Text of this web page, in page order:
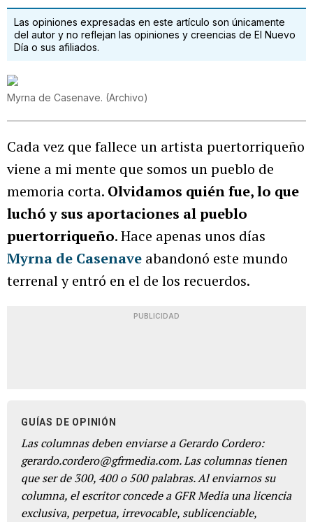
Las opiniones expresadas en este artículo son únicamente
del autor y no reflejan las opiniones y creencias de El Nuevo
Día o sus afiliados.
Myrna de Casenave. (Archivo)
Cada vez que fallece un artista puertorriqueño
viene a mi mente que somos un pueblo de
memoria corta. Olvidamos quién fue, lo que
luchó y sus aportaciones al pueblo
puertorriqueño. Hace apenas unos días
Myrna de Casenave abandonó este mundo
terrenal y entró en el de los recuerdos.
PUBLICIDAD
GUÍAS DE OPINIÓN
Las columnas deben enviarse a Gerardo Cordero:
gerardo.cordero@gfrmedia.com. Las columnas tienen
que ser de 300, 400 o 500 palabras. Al enviarnos su
columna, el escritor concede a GFR Media una licencia
exclusiva, perpetua, irrevocable, sublicenciable,